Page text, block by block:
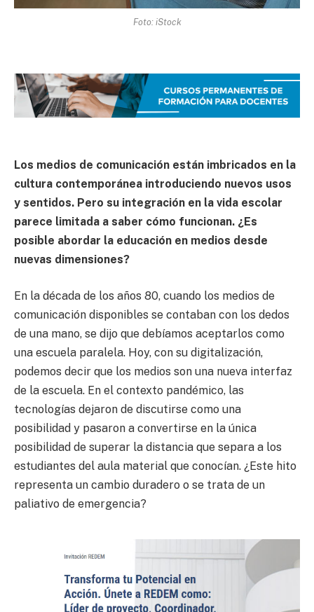
Foto: iStock
Los medios de comunicación están imbricados en la
cultura contemporánea introduciendo nuevos usos
y sentidos. Pero su integración en la vida escolar
parece limitada a saber cómo funcionan. ¿Es
posible abordar la educación en medios desde
nuevas dimensiones?
En la década de los años 80, cuando los medios de
comunicación disponibles se contaban con los dedos
de una mano, se dijo que debíamos aceptarlos como
una escuela paralela. Hoy, con su digitalización,
podemos decir que los medios son una nueva interfaz
de la escuela. En el contexto pandémico, las
tecnologías dejaron de discutirse como una
posibilidad y pasaron a convertirse en la única
posibilidad de superar la distancia que separa a los
estudiantes del aula material que conocían. ¿Este hito
representa un cambio duradero o se trata de un
paliativo de emergencia?